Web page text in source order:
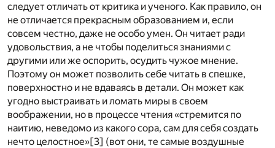
следует отличать от критика и ученого. Как правило, он
не отличается прекрасным образованием и, если
совсем честно, даже не особо умен. Он читает ради
удовольствия, а не чтобы поделиться знаниями с
другими или же оспорить, осудить чужое мнение.
Поэтому он может позволить себе читать в спешке,
поверхностно и не вдаваясь в детали. Он может как
угодно выстраивать и ломать миры в своем
воображении, но в процессе чтения «стремится по
наитию, неведомо из какого сора, сам для себя создать
нечто целостное»[3] (вот они, те самые воздушные